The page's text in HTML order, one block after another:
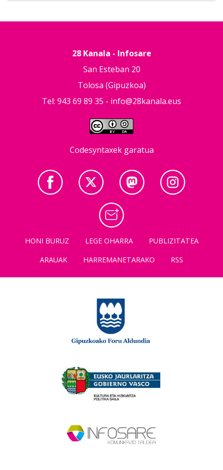
28 Kanala - Infosare
San Esteban 20
Tolosa (Gipuzkoa)
Tel: 943 69 89 35 - info@28kanala.eus
Codesyntaxek garatua
HONI BURUZ LEGE OHARRA
PUBLIZITATEA
ARAUAK
HARREMANETARAKO RSS